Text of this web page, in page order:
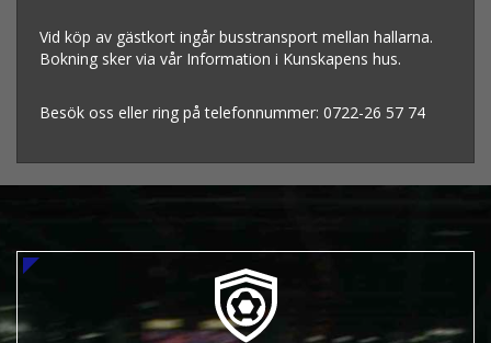
Vid köp av gästkort ingår busstransport mellan hallarna.
Bokning sker via vår Information i Kunskapens hus.
Besök oss eller ring på telefonnummer: 0722-26 57 74